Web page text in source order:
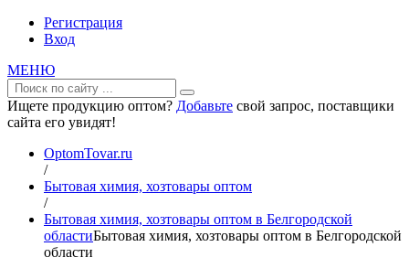
Регистрация
Вход
МЕНЮ
Ищете продукцию оптом? Добавьте свой запрос, поставщики
сайта его увидят!
OptomTovar.ru
/
Бытовая химия, хозтовары оптом
/
Бытовая химия, хозтовары оптом в Белгородской
областиБытовая химия, хозтовары оптом в Белгородской
области